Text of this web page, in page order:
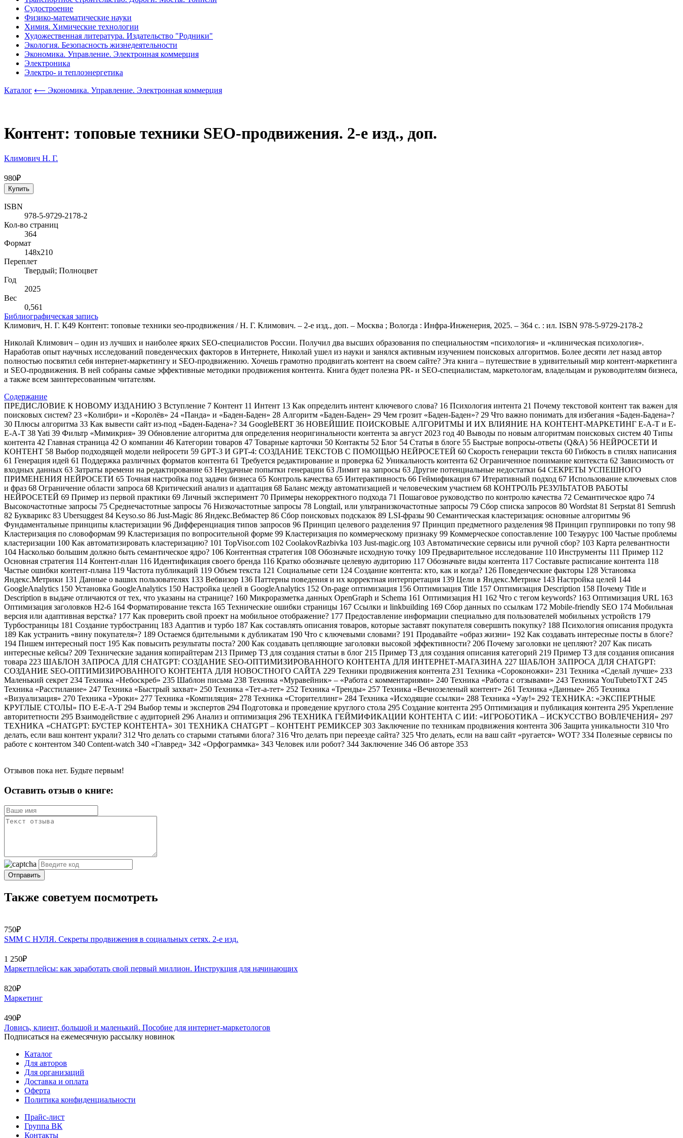
Судостроение
Физико-математические науки
Химия. Химические технологии
Художественная литература. Издательство "Родники"
Экология. Безопасность жизнедеятельности
Экономика. Управление. Электронная коммерция
Электроника
Электро- и теплоэнергетика
Каталог ⟵ Экономика. Управление. Электронная коммерция
Контент: топовые техники SEO-продвижения. 2-е изд., доп.
Климович Н. Г.
980₽
Купить
ISBN
978-5-9729-2178-2
Кол-во страниц
364
Формат
148х210
Переплет
Твердый; Полноцвет
Год
2025
Вес
0,561
Библиографическая запись
Климович, Н. Г. К49 Контент: топовые техники seo-продвижения / Н. Г. Климович. – 2-е изд., доп. – Москва ; Вологда : Инфра-Инженерия, 2025. – 364 с. : ил. ISBN 978-5-9729-2178-2
Николай Климович – один из лучших и наиболее ярких SEO-специалистов России. Получил два высших образования по специальностям «психология» и «клиническая психология».
Наработав опыт научных исследований поведенческих факторов в Интернете, Николай ушел из науки и занялся активным изучением поисковых алгоритмов. Более десяти лет назад автор
полностью посвятил себя интернет-маркетингу и SEO-продвижению. Хочешь грамотно продвигать контент на своем сайте? Эта книга – путешествие в удивительный мир контент-маркетинга
и SEO-продвижения. В ней собраны самые эффективные методики продвижения контента. Книга будет полезна PR- и SEO-специалистам, маркетологам, владельцам и руководителям бизнеса,
а также всем заинтересованным читателям.
Содержание
ПРЕДИСЛОВИЕ К НОВОМУ ИЗДАНИЮ 3 Вступление 7 Контент 11 Интент 13 Как определить интент ключевого слова? 16 Психология интента 21 Почему текстовой контент так важен для
поисковых систем? 23 «Колибри» и «Королёв» 24 «Панда» и «Баден-Баден» 28 Алгоритм «Баден-Баден» 29 Чем грозит «Баден-Баден»? 29 Что важно понимать для избегания «Баден-Бадена»?
30 Плюсы алгоритма 33 Как вывести сайт из-под «Баден-Бадена»? 34 GoogleBERT 36 НОВЕЙШИЕ ПОИСКОВЫЕ АЛГОРИТМЫ И ИХ ВЛИЯНИЕ НА КОНТЕНТ-МАРКЕТИНГ E-A-T и E-
E-A-T 38 Yati 39 Фильтр «Мимикрия» 39 Обновление алгоритма для определения неоригинальности контента за август 2023 год 40 Выводы по новым алгоритмам поисковых систем 40 Типы
контента 42 Главная страница 42 О компании 46 Категории товаров 47 Товарные карточки 50 Контакты 52 Блог 54 Статья в блоге 55 Быстрые вопросы-ответы (Q&A) 56 НЕЙРОСЕТИ И
КОНТЕНТ 58 Выбор подходящей модели нейросети 59 GPT-3 И GPT-4: СОЗДАНИЕ ТЕКСТОВ С ПОМОЩЬЮ НЕЙРОСЕТЕЙ 60 Скорость генерации текста 60 Гибкость в стилях написания
61 Генерация идей 61 Поддержка различных форматов контента 61 Требуется редактирование и проверка 62 Уникальность контента 62 Ограниченное понимание контекста 62 Зависимость от
входных данных 63 Затраты времени на редактирование 63 Неудачные попытки генерации 63 Лимит на запросы 63 Другие потенциальные недостатки 64 СЕКРЕТЫ УСПЕШНОГО
ПРИМЕНЕНИЯ НЕЙРОСЕТИ 65 Точная настройка под задачи бизнеса 65 Контроль качества 65 Интерактивность 66 Геймификация 67 Итеративный подход 67 Использование ключевых слов
и фраз 68 Ограничение области запроса 68 Критический анализ и адаптация 68 Баланс между автоматизацией и человеческим участием 68 КОНТРОЛЬ РЕЗУЛЬТАТОВ РАБОТЫ
НЕЙРОСЕТЕЙ 69 Пример из первой практики 69 Личный эксперимент 70 Примеры некорректного подхода 71 Пошаговое руководство по контролю качества 72 Семантическое ядро 74
Высокочастотные запросы 75 Среднечастотные запросы 76 Низкочастотные запросы 78 Longtail, или ультранизкочастотные запросы 79 Сбор списка запросов 80 Wordstat 81 Serpstat 81 Semrush
82 Букварикс 83 Ubersuggest 84 Keyso.so 86 Just-Magic 86 Яндекс.Вебмастер 86 Сбор поисковых подсказок 89 LSI-фразы 90 Семантическая кластеризация: основные алгоритмы 96
Фундаментальные принципы кластеризации 96 Дифференциация типов запросов 96 Принцип целевого разделения 97 Принцип предметного разделения 98 Принцип группировки по топу 98
Кластеризация по словоформам 99 Кластеризация по вопросительной форме 99 Кластеризация по коммерческому признаку 99 Коммерческое сопоставление 100 Тезаурус 100 Частые проблемы
кластеризации 100 Как автоматизировать кластеризацию? 101 TopVisor.сom 102 CoolakovRazbivka 103 Just-magic.org 103 Автоматические сервисы или ручной сбор? 103 Карта релевантности
104 Насколько большим должно быть семантическое ядро? 106 Контентная стратегия 108 Обозначьте исходную точку 109 Предварительное исследование 110 Инструменты 111 Пример 112
Основная стратегия 114 Контент-план 116 Идентификация своего бренда 116 Кратко обозначьте целевую аудиторию 117 Обозначьте виды контента 117 Составьте расписание контента 118
Частые ошибки контент-плана 119 Частота публикаций 119 Объем текста 121 Социальные сети 124 Создание контента: кто, как и когда? 126 Поведенческие факторы 128 Установка
Яндекс.Метрики 131 Данные о ваших пользователях 133 Вебвизор 136 Паттерны поведения и их корректная интерпретация 139 Цели в Яндекс.Метрике 143 Настройка целей 144
GoogleAnalytics 150 Установка GoogleAnalytics 150 Настройка целей в GoogleAnalytics 152 On-page оптимизация 156 Оптимизация Title 157 Оптимизация Description 158 Почему Title и
Description в выдаче отличаются от тех, что указаны на странице? 160 Микроразметка данных OpenGraph и Schema 161 Оптимизация H1 162 Что с тегом keywords? 163 Оптимизация URL 163
Оптимизация заголовков H2-6 164 Форматирование текста 165 Технические ошибки страницы 167 Ссылки и linkbuilding 169 Сбор данных по ссылкам 172 Mobile-friendly SEO 174 Мобильная
версия или адаптивная верстка? 177 Как проверить свой проект на мобильное отображение? 177 Предоставление информации специально для пользователей мобильных устройств 179
Турбостраницы 181 Создание турбостраниц 183 Адаптив и турбо 187 Как составлять описания товаров, которые заставят покупателя совершить покупку? 188 Психология описания продукта
189 Как устранить «вину покупателя»? 189 Остаемся бдительными к дубликатам 190 Что с ключевыми словами? 191 Продавайте «образ жизни» 192 Как создавать интересные посты в блоге?
194 Пишем интересный пост 195 Как повысить результаты поста? 200 Как создавать цепляющие заголовки высокой эффективности? 206 Почему заголовки не цепляют? 207 Как писать
интересные кейсы? 209 Технические задания копирайтерам 213 Пример ТЗ для создания статьи в блог 215 Пример ТЗ для создания описания категорий 219 Пример ТЗ для создания описания
товара 223 ШАБЛОН ЗАПРОСА ДЛЯ CHATGPT: СОЗДАНИЕ SEO-ОПТИМИЗИРОВАННОГО КОНТЕНТА ДЛЯ ИНТЕРНЕТ-МАГАЗИНА 227 ШАБЛОН ЗАПРОСА ДЛЯ CHATGPT:
СОЗДАНИЕ SEO-ОПТИМИЗИРОВАННОГО КОНТЕНТА ДЛЯ НОВОСТНОГО САЙТА 229 Техники продвижения контента 231 Техника «Сороконожки» 231 Техника «Сделай лучше» 233
Маленький секрет 234 Техника «Небоскреб» 235 Шаблон письма 238 Техника «Муравейник» – «Работа с комментариями» 240 Техника «Работа с отзывами» 243 Техника YouTubetoTXT 245
Техника «Расстилание» 247 Техника «Быстрый захват» 250 Техника «Тет-а-тет» 252 Техника «Тренды» 257 Техника «Вечнозеленый контент» 261 Техника «Данные» 265 Техника
«Визуализация» 270 Техника «Уроки» 277 Техника «Компиляция» 278 Техника «Сторителлинг» 284 Техника «Исходящие ссылки» 288 Техника «Уау!» 292 ТЕХНИКА: «ЭКСПЕРТНЫЕ
КРУГЛЫЕ СТОЛЫ» ПО E-E-A-T 294 Выбор темы и экспертов 294 Подготовка и проведение круглого стола 295 Создание контента 295 Оптимизация и публикация контента 295 Укрепление
авторитетности 295 Взаимодействие с аудиторией 296 Анализ и оптимизация 296 ТЕХНИКА ГЕЙМИФИКАЦИИ КОНТЕНТА С ИИ: «ИГРОБОТИКА – ИСКУССТВО ВОВЛЕЧЕНИЯ» 297
ТЕХНИКА «CHATGPT: БУСТЕР КОНТЕНТА» 301 ТЕХНИКА CHATGPT – КОНТЕНТ РЕМИКСЕР 303 Заключение по техникам продвижения контента 306 Защита уникальности 310 Что
делать, если ваш контент украли? 312 Что делать со старыми статьями блога? 316 Что делать при переезде сайта? 325 Что делать, если на ваш сайт «ругается» WOT? 334 Полезные сервисы по
работе с контентом 340 Content-watch 340 «Главред» 342 «Орфограммка» 343 Человек или робот? 344 Заключение 346 Об авторе 353
Отзывов пока нет. Будьте первым!
Оставить отзыв о книге:
Отправить
Также советуем посмотреть
750₽
SMM С НУЛЯ. Секреты продвижения в социальных сетях. 2-е изд.
1 250₽
Маркетплейсы: как заработать свой первый миллион. Инструкция для начинающих
820₽
Маркетинг
490₽
Ловись, клиент, большой и маленький. Пособие для интернет-маркетологов
Подписаться на ежемесячную рассылку новинок
Каталог
Для авторов
Для организаций
Доставка и оплата
Оферта
Политика конфиденциальности
Прайс-лист
Группа ВК
Контакты